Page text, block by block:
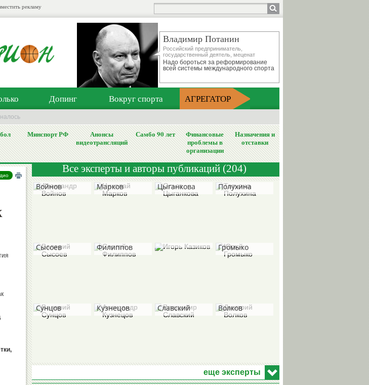
рекламу
Владимир Потанин
Российский предприниматель,
государственный деятель, меценат
Надо бороться за реформирование
всей системы международного спорта
Допинг Вокруг спорта АГРЕГАТОР
Минспорт РФ
Анонсы
видеотрансляций
Самбо 90 лет
Финансовые
проблемы в
организации
Назначения и
отставки
Все эксперты и авторы публикаций (204)
Александр
Войнов
Николай
Марков
Ольга
Цыганкова
Татьяна
Полухина
Сысоев
Филиппов
Громыко
Сунцов
Кузнецов
Славский
Волков
Степанов
Гришин
Хоточкин
Любимов
еще эксперты